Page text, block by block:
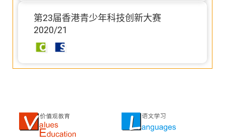
第23届香港青少年科技创新大赛
2020/21